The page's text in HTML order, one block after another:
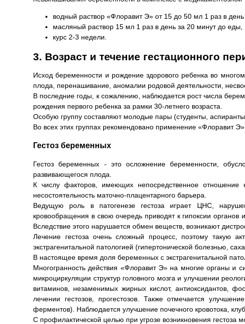
водный раствор «Флоравит Э» от 15 до 50 мл 1 раз в
масляный раствор 15 мл 1 раз в день за 20 минут до еды,
курс 2-3 недели.
3. Возраст и течение гестационного
Исход беременности и рождение здорового ребенка во
плода, перенашивание, аномалии родовой деятельности,
В последние годы, к сожалению, наблюдается рост числа
рождения первого ребенка за рамки 30-летнего возраста.
Особую группу составляют молодые пары (студенты,
Во всех этих группах рекомендовано применение «Флоравит
Гестоз беременных
Гестоз беременных - это осложнение беременности,
развивающегося плода.
К числу факторов, имеющих непосредственное отношение
несостоятельность маточно-плацентарного барьера.
Ведущую роль в патогенезе гестоза играет ЦНС,
кровообращения в свою очередь приводят к гипоксии
Вследствие этого нарушается обмен веществ, возникают
Лечение гестоза очень сложный процесс, поэтому такую
экстрагенитальной патологией (гипертонической болезнью,
В настоящее время доля беременных с экстрагенитальной
Многогранность действия «Флоравит Э» на многие органы и
микроциркуляции структур головного мозга и улучшении
витаминов, незаменимых жирных кислот, антиоксидантов,
лечении гестозов, прогестозов. Также отмечается
ферментов). Наблюдается улучшение почечного кровотока,
С профилактической целью при угрозе возникновения гестоза